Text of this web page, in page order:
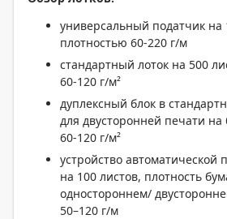
универсальный податчик на
плотностью 60-220 г/м
стандартный лоток на 500
60-120 г/м²
дуплексный блок в
для двусторонней печати на
60-120 г/м²
устройство автоматической
на 100 листов, плотность
одностороннем/
50–120 г/м